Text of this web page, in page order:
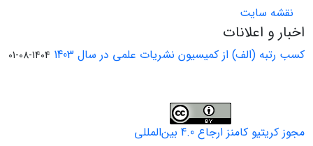
نقشه سایت
اخبار و اعلانات
کسب رتبه (الف) از کمیسیون نشریات علمی در سال 1403 1404-08-01
مجوز کریتیو کامنز ارجاع 4.0 بین‌المللی